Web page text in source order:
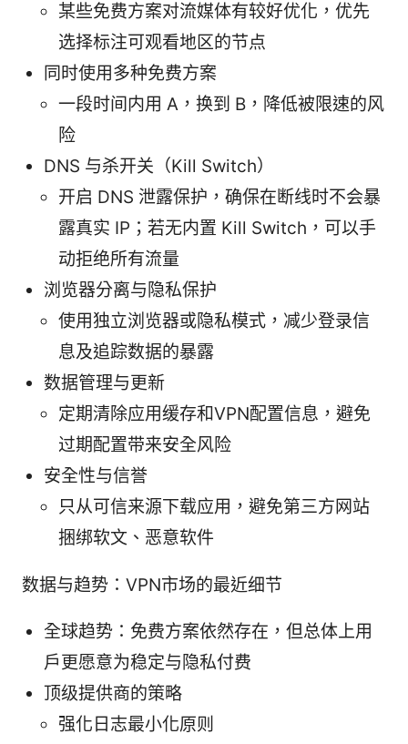
某些免费方案对流媒体有较好优化，优先
选择标注可观看地区的节点
同时使用多种免费方案
一段时间内用 A，换到 B，降低被限速的风
险
DNS 与杀开关（Kill Switch）
开启 DNS 泄露保护，确保在断线时不会暴
露真实 IP；若无内置 Kill Switch，可以手
动拒绝所有流量
浏览器分离与隐私保护
使用独立浏览器或隐私模式，减少登录信
息及追踪数据的暴露
数据管理与更新
定期清除应用缓存和VPN配置信息，避免
过期配置带来安全风险
安全性与信誉
只从可信来源下载应用，避免第三方网站
捆绑软文、恶意软件
数据与趋势：VPN市场的最近细节
全球趋势：免费方案依然存在，但总体上用
户更愿意为稳定与隐私付费
顶级提供商的策略
强化日志最小化原则